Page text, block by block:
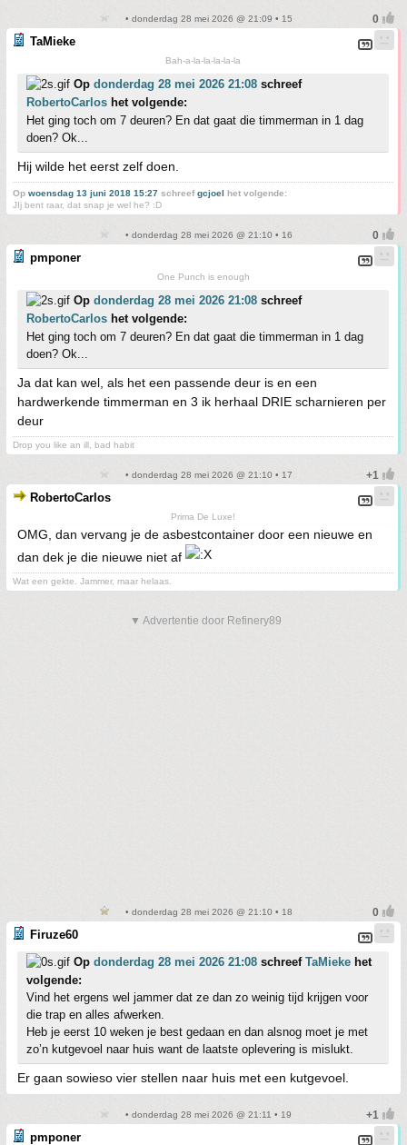
• donderdag 28 mei 2026 @ 21:09 • 15
TaMieke
Bah-a-la-la-la-la-la
Op donderdag 28 mei 2026 21:08 schreef
RobertoCarlos het volgende:
Het ging toch om 7 deuren? En dat gaat die timmerman in 1 dag
doen? Ok...
Hij wilde het eerst zelf doen.
Op woensdag 13 juni 2018 15:27 schreefgcjoel het volgende:
JIj bent raar, dat snap je wel he? :D
• donderdag 28 mei 2026 @ 21:10 • 16
pmponer
One Punch is enough
Op donderdag 28 mei 2026 21:08 schreef
RobertoCarlos het volgende:
Het ging toch om 7 deuren? En dat gaat die timmerman in 1 dag
doen? Ok...
Ja dat kan wel, als het een passende deur is en een
hardwerkende timmerman en 3 ik herhaal DRIE scharnieren per
deur
Drop you like an ill, bad habit
• donderdag 28 mei 2026 @ 21:10 • 17
RobertoCarlos
Prima De Luxe!
OMG, dan vervang je de asbestcontainer door een nieuwe en
dan dek je die nieuwe niet af
Wat een gekte. Jammer, maar helaas.
▼ Advertentie door Refinery89
• donderdag 28 mei 2026 @ 21:10 • 18
Firuze60
Op donderdag 28 mei 2026 21:08 schreef TaMieke het
volgende:
Vind het ergens wel jammer dat ze dan zo weinig tijd krijgen voor
die trap en alles afwerken.
Heb je eerst 10 weken je best gedaan en dan alsnog moet je met
zo’n kutgevoel naar huis want de laatste oplevering is mislukt.
Er gaan sowieso vier stellen naar huis met een kutgevoel.
• donderdag 28 mei 2026 @ 21:11 • 19
pmponer